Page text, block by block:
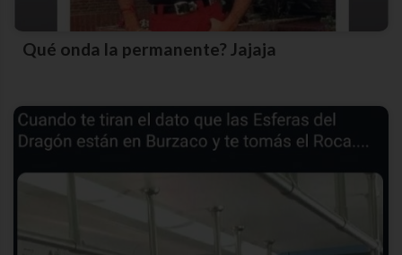
Qué onda la permanente? Jajaja